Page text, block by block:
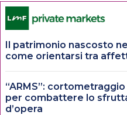
Il patrimonio nascosto
come orientarsi tra
“ARMS”:
per combattere lo
d’opera